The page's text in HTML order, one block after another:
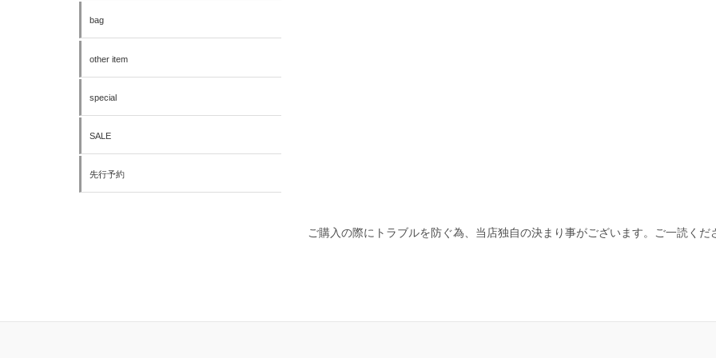
bag
other item
special
SALE
先行予約
ご購入の際にトラブルを防ぐ為、当店独自の決まり事がございます。ご一読くだ